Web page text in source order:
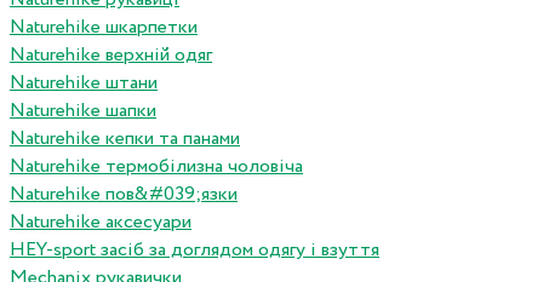
Naturehike шкарпетки
Naturehike верхній одяг
Naturehike штани
Naturehike шапки
Naturehike кепки та панами
Naturehike термобілизна чоловіча
Naturehike пов&#039;язки
Naturehike аксесуари
HEY-sport засіб за доглядом одягу і взуття